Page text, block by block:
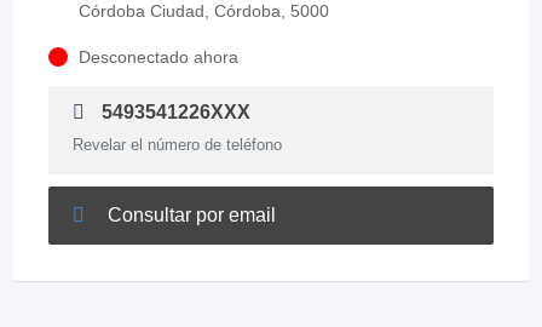
Córdoba Ciudad, Córdoba, 5000
Desconectado ahora
5493541226XXX
Revelar el número de teléfono
Consultar por email